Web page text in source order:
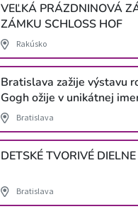
VEĽKÁ PRÁZDNINOVÁ
ZÁMKU SCHLOSS HOF
Rakúsko
Bratislava zažije výstavu
Gogh ožije v unikátnej
Bratislava
DETSKÉ TVORIVÉ
Bratislava